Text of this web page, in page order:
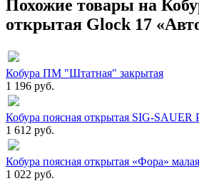
Похожие товары на
открытая Glock 17
Кобура ПМ "Штатная" закрытая
1 196 руб.
Кобура поясная открытая SIG-SAUER
1 612 руб.
Кобура поясная открытая «Фора» малая
1 022 руб.